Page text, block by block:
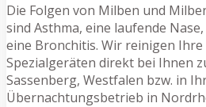
Die Folgen von Milben und
sind Asthma, eine laufende
eine Bronchitis. Wir reinigen
Spezialgeräten direkt bei Ihnen
Sassenberg, Westfalen bzw. in
Übernachtungsbetrieb in